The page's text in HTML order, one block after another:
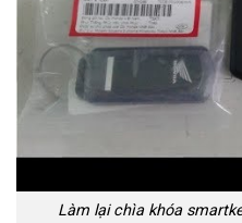
Làm lại chìa khóa